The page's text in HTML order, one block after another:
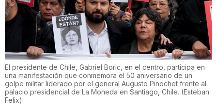
El presidente de Chile, Gabriel Boric, en el centro, participa en
una manifestación que conmemora el 50 aniversario de un
golpe militar liderado por el general Augusto Pinochet frente al
palacio presidencial de La Moneda en Santiago, Chile. (Esteban
Felix)